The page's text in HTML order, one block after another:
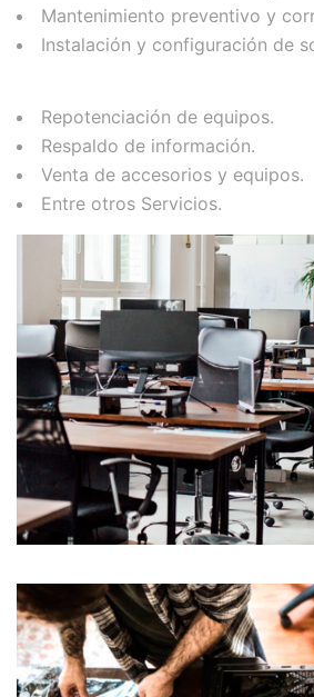
Mantenimiento preventivo y
Instalación y configuración de
Repotenciación de equipos.
Respaldo de información.
Venta de accesorios y equipos.
Entre otros Servicios.